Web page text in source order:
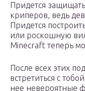
Придется
криперов, ведь
Придется
или роскошную
Minecraft теперь
После всех этих
встретиться с
нее невероятные